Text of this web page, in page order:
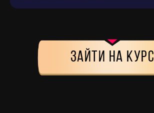
зайти на курс